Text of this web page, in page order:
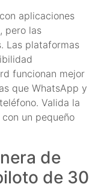
aplicaciones
pero las
Las plataformas
funcionan mejor
que WhatsApp y
Valida la
un pequeño
de
de 30